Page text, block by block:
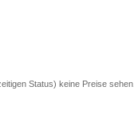
Status) keine Preise sehen.